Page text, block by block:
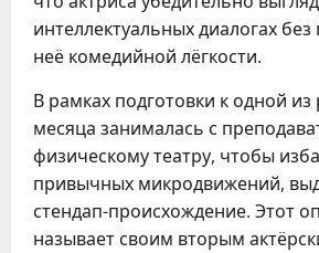
интеллектуальных диалогах
неё комедийной лёгкости.
В рамках подготовки к одной из
месяца занималась с
физическому театру, чтобы
привычных микродвижений,
стендап-происхождение. Этот
называет своим вторым